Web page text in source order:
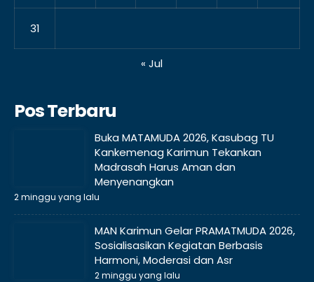
31
« Jul
Pos Terbaru
Buka MATAMUDA 2026, Kasubag TU
Kankemenag Karimun Tekankan
Madrasah Harus Aman dan
Menyenangkan
2 minggu yang lalu
MAN Karimun Gelar PRAMATMUDA 2026,
Sosialisasikan Kegiatan Berbasis
Harmoni, Moderasi dan Asr
2 minggu yang lalu